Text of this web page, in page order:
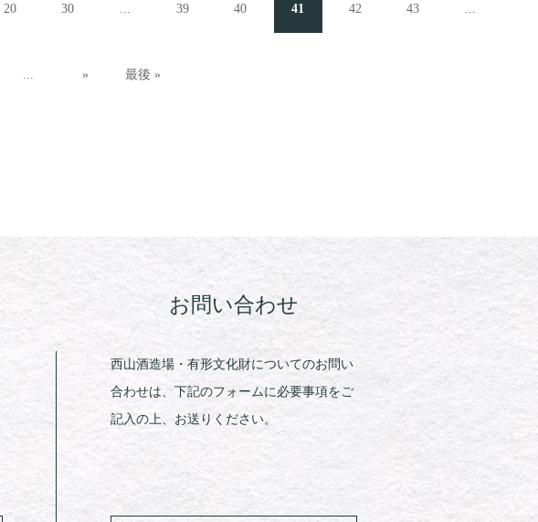
20 30 39 40 41 42 43
» 最後 »
お問い合わせ
西山酒造場・有形文化財についてのお問い
合わせは、下記のフォームに必要事項をご
記入の上、お送りください。